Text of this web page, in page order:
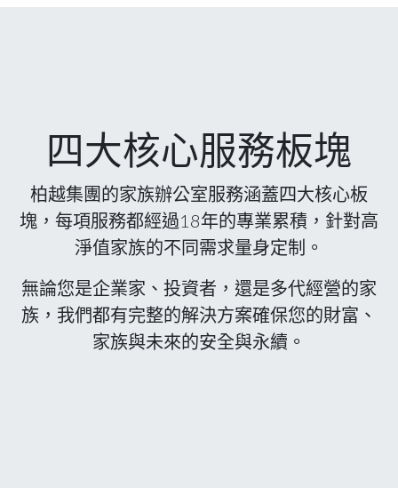
四大核心服務板塊
柏越集團的家族辦公室服務涵蓋四大核心板
塊，每項服務都經過18年的專業累積，針對高
淨值家族的不同需求量身定制。
無論您是企業家、投資者，還是多代經營的家
族，我們都有完整的解決方案確保您的財富、
家族與未來的安全與永續。